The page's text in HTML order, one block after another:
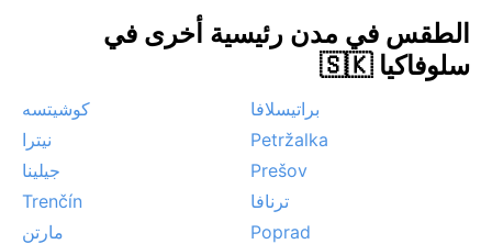
الكثيف في الخريف والربيع، وموجات البرد القارس مع
العواصف الثلجية في ديسمبر ويناير. لا تشهد المنطقة أعاصير
أو رياحاً موسمية، لكن الرياح الباردة القادمة من الجبال قد
الطقس في مدن رئيسية أخرى في
سلوفاكيا 🇸🇰
براتيسلافا
كوشيتسه
Petržalka
نيترا
Prešov
جيلينا
ترنافا
Trenčín
Poprad
مارتن